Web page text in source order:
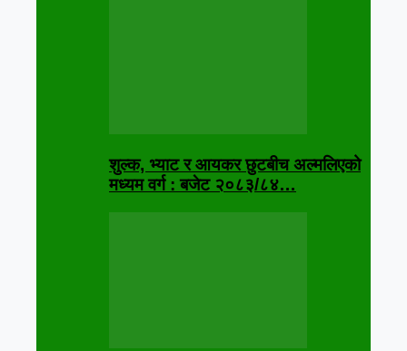
शुल्क, भ्याट र आयकर छुटबीच अल्मलिएको
मध्यम वर्ग : बजेट २०८३/८४…